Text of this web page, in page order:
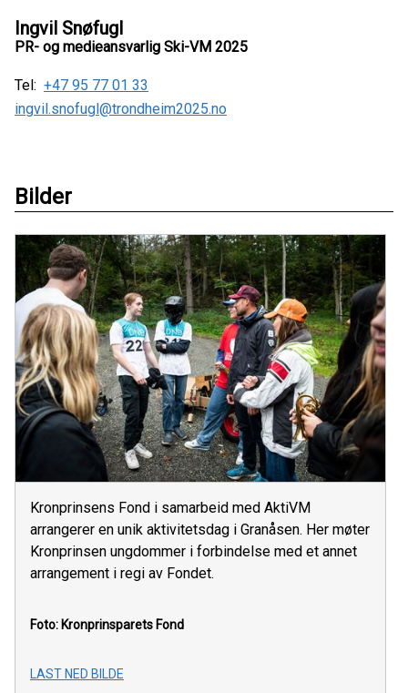
Ingvil Snøfugl
PR- og medieansvarlig Ski-VM 2025
Tel: +47 95 77 01 33
ingvil.snofugl@trondheim2025.no
Bilder
Kronprinsens Fond i samarbeid med AktiVM
arrangerer en unik aktivitetsdag i Granåsen. Her møter
Kronprinsen ungdommer i forbindelse med et annet
arrangement i regi av Fondet.
Foto: Kronprinsparets Fond
LAST NED BILDE